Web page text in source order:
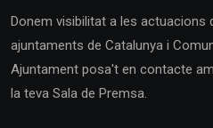
Donem visibilitat a les actuacions
ajuntaments de Catalunya i
Ajuntament posa't en contacte
la teva Sala de Premsa.